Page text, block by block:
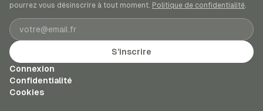
pourrez vous désinscrire à tout moment. Politique de confidentialité.
Adresse e-mail
S’inscrire
Connexion
Confidentialité
Cookies